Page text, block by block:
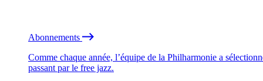
Abonnements
Comme chaque année, l’équipe de la Philharmonie a
passant par le free jazz.